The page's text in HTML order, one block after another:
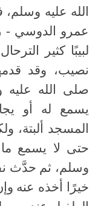
الله عليه
عمرو الدوسي -
لبيبًا كثير
نصيب، وقد
صلى الله
يسمع له أو
المسجد ألبتة،
حتى لا يسمع
وسلم، ثم حدَّث
خيرًا أخذه عنه